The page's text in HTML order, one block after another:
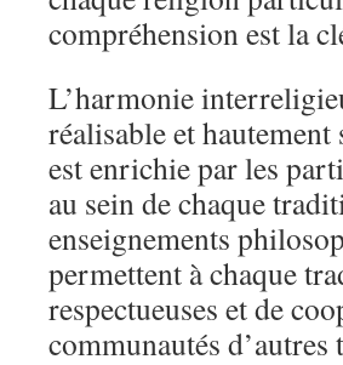
compréhension est la
L’harmonie
réalisable et
est enrichie par les
au sein de chaque
enseignements
permettent à chaque
respectueuses et de
communautés